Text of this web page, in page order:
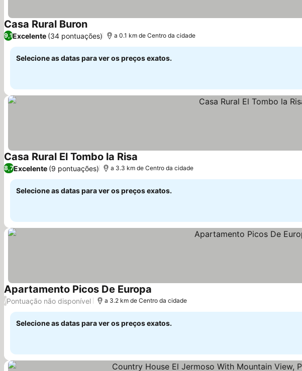
Casa Rural Buron
9,1Excelente (34 pontuações) a 0.1 km de Centro da cidade
Selecione as datas para ver os preços exatos.
Casa Rural El Tombo la Risa
8,7Excelente (9 pontuações) a 3.3 km de Centro da cidade
Selecione as datas para ver os preços exatos.
Apartamento Picos De Europa
/Pontuação não disponível a 3.2 km de Centro da cidade
Selecione as datas para ver os preços exatos.